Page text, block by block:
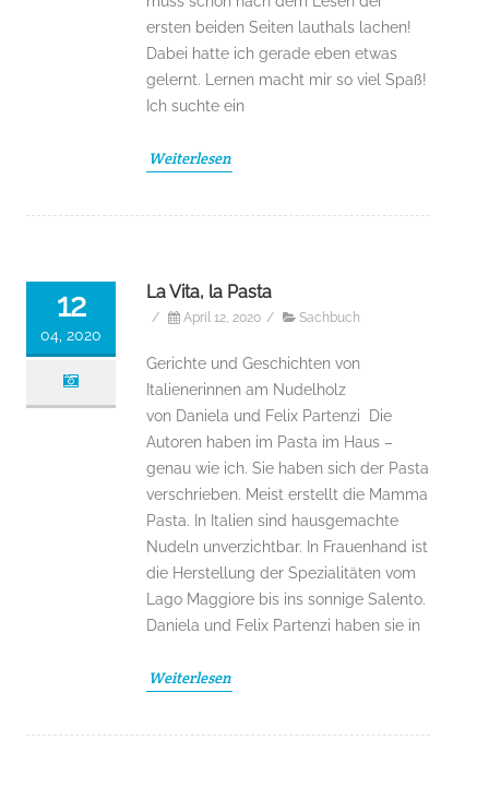
ersten beiden Seiten lauthals lachen!
Dabei hatte ich gerade eben etwas
gelernt. Lernen macht mir so viel Spaß!
Ich suchte ein
Weiterlesen
12
04, 2020
La Vita, la Pasta
/ April 12, 2020 / Sachbuch
Gerichte und Geschichten von
Italienerinnen am Nudelholz
von Daniela und Felix Partenzi Die
Autoren haben im Pasta im Haus –
genau wie ich. Sie haben sich der Pasta
verschrieben. Meist erstellt die Mamma
Pasta. In Italien sind hausgemachte
Nudeln unverzichtbar. In Frauenhand ist
die Herstellung der Spezialitäten vom
Lago Maggiore bis ins sonnige Salento.
Daniela und Felix Partenzi haben sie in
Weiterlesen